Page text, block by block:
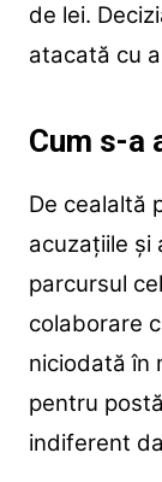
de lei.
atacată cu
Cum s-a
De cealaltă
acuzațiile și
parcursul
colaborare
niciodată în
pentru
indiferent